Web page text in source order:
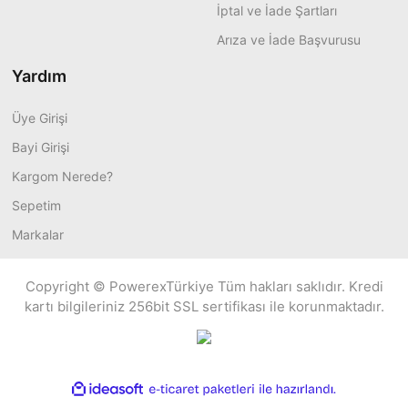
İptal ve İade Şartları
Arıza ve İade Başvurusu
Yardım
Üye Girişi
Bayi Girişi
Kargom Nerede?
Sepetim
Markalar
Copyright © PowerexTürkiye Tüm hakları saklıdır. Kredi
kartı bilgileriniz 256bit SSL sertifikası ile korunmaktadır.
ideasoft e-